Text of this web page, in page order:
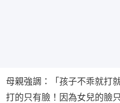
母親強調：「孩子不乖就打
打的只有臉！因為女兒的臉